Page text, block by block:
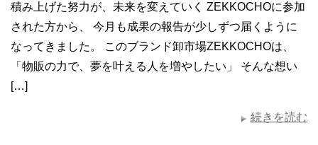
積み上げた努力が、未来を変えていく ZEKKOCHOに参加
された方から、 今月も成果の報告が少しずつ届くように
なってきました。 このブランド卸市場ZEKKOCHOは、
「物販の力で、夢を叶える人を増やしたい」 そんな想い
[…]
続きを読む